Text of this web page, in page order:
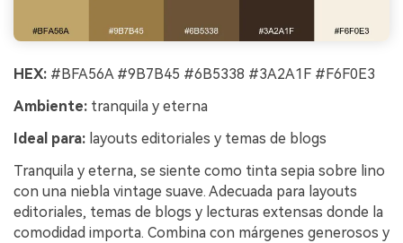
HEX: #BFA56A #9B7B45 #6B5338 #3A2A1F #F6F0E3
Ambiente: tranquila y eterna
Ideal para: layouts editoriales y temas de blogs
Tranquila y eterna, se siente como tinta sepia sobre lino
con una niebla vintage suave. Adecuada para layouts
editoriales, temas de blogs y lecturas extensas donde la
comodidad importa. Combina con márgenes generosos y